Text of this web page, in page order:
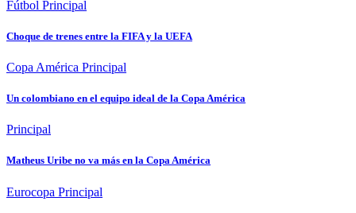
Fútbol Principal
Choque de trenes entre la FIFA y la UEFA
Copa América Principal
Un colombiano en el equipo ideal de la Copa América
Principal
Matheus Uribe no va más en la Copa América
Eurocopa Principal